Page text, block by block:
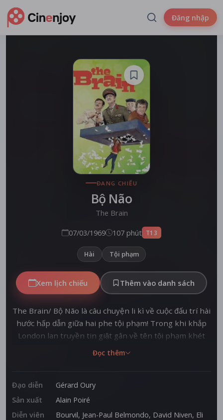
Đăng nhập
ĐANG CHIẾU
Bộ Não
The Brain
07/03/1969 107 phút T13
Hài Tội phạm
Xem lịch chiếu Thêm vào danh sách
The Brain/ Bộ Não là câu chuyện li kì về cuộc đấu trí hài
hước hấp dẫn giữa hai phe tội phạm! Trong khi khắp
London lan truyền tin giật gân về tên tội phạm khét
tiếng The Brain thì tại một trại giam ở Paris, Arthur đã
cùng đồng bọn trốn khỏi nhà tù để thực hiện phi vụ
cũng có chung mục tiêu với mình. Ai sẽ là người giành
được số tiền này? The Brain - Kẻ có mọi nguồn lực
trong tay hay Arthur và Anatole?
Đọc thêm
Đạo diễn
Gérard Oury
Sản xuất
Alain Poiré
Diễn viên
Bourvil, Jean-Paul Belmondo, David Niven, Eli